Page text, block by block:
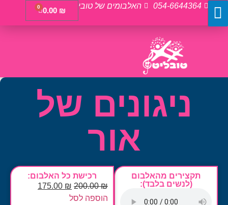
054-6644364 האלבומים של טובי
0.00 ₪
0
ניגונים של
אור
תקצירים מהאלבום
(לנשים בלבד):
רכישת כל האלבום:
200.00₪
175.00 ₪
הוספה לסל